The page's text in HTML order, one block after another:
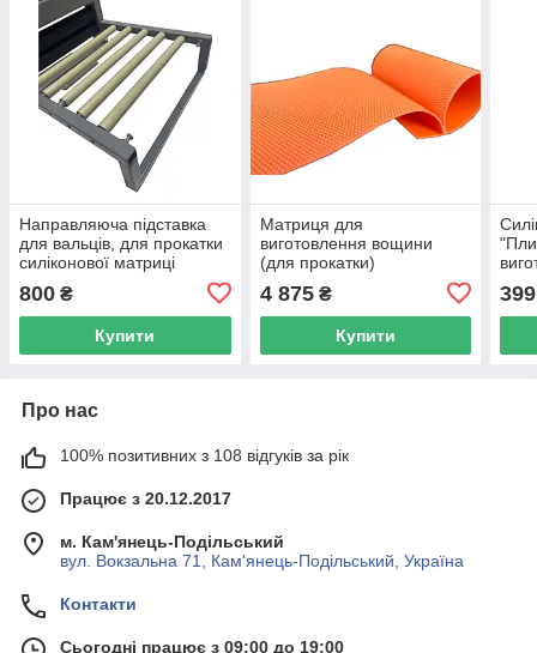
Направляюча підставка
для вальців, для прокатки
силіконової матриці
800 ₴
Купити
Матриця для
виготовлення вощини
(для прокатки)
4 875₴
Купити
399
Про нас
100% позитивних з 108 відгуків за рік
Працює з 20.12.2017
м. Кам'янець-Подільський
вул. Вокзальна 71, Кам'янець-Подільський, Україна
Контакти
Сьогодні працює з 09:00 до 19:00